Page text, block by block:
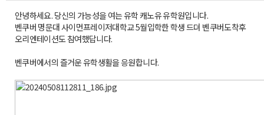
안녕하세요. 당신의 가능성을 여는 유학 캐노유 유학원입니다.
벤쿠버 명문대 사이먼프레이저대학교 5월입학한 학생 드뎌 벤쿠버도착후
오리엔테이션도 참여했답니다.
벤쿠버에서의 즐거운 유학생활을 응원합니다.